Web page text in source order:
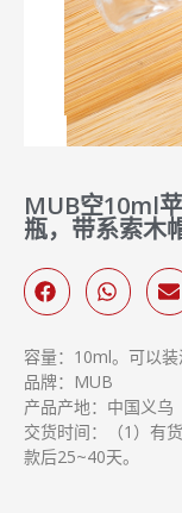
MUB空10ml
瓶，带系索木
容量：10ml。可以
品牌：MUB
产品产地：中国义乌
交货时间：（1）有
款后25~40天。